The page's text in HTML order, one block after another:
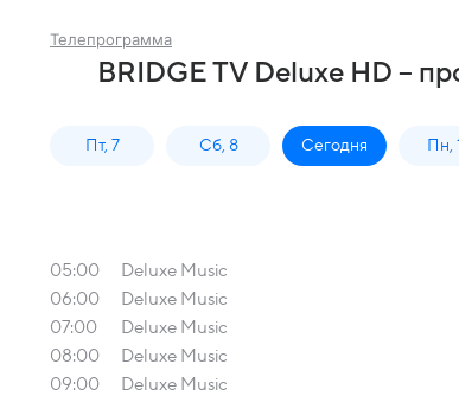
Телепрограмма
BRIDGE TV Deluxe HD –
Пт, 7 Сб, 8 Сегодня Пн,
05:00
Deluxe Music
06:00
Deluxe Music
07:00
Deluxe Music
08:00
Deluxe Music
09:00
Deluxe Music